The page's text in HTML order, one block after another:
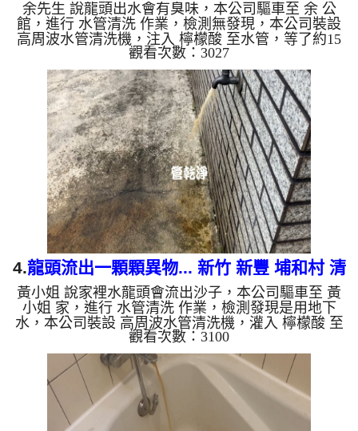
管
余先生 說龍頭出水會有臭味，本公司驅車至 余 公
館，進行 水管清洗 作業，檢測無發現，本公司裝設
高周波水管清洗機，注入 檸檬酸 至水管，等了約15
分，開啟 水管清洗機 ，啟動 螺旋波 模式，剛洗水管
就流出白棕色髒水，看起來就像洗米水，髒水源源不
絕，二個多小時後，出水變乾淨出水量也變大了。
如是自來水，如水管老化，會產生鐵鏽跟泥沙堆積，
洗出來的水就會是咖啡色，地下水含有氧化錳，管壁
上會結成黑色管垢，洗出來的水會跟石油一樣黑，有
些洗出綠色的水，是因為裡面有銅的物質，生鏽產生
銅綠，如是藍色的水...
觀看次數：3027
4.龍頭流出一顆顆異物... 新竹 新豐 埔和村 清
洗水管
黃小姐 說家裡水龍頭會流出沙子，本公司驅車至 黃
小姐 家，進行 水管清洗 作業，檢測發現是用地下
水，本公司裝設 高周波水管清洗機，灌入 檸檬酸 至
水管，等了約15分，開啟 水管清洗機 ，啟動 螺旋
波 模式，剛開始就流出一顆顆異物，剛洗水管就流
出黑水，源源不絕，四個多小時後，出水變乾淨出水
量也變大了。 如是自來水，如水管老化，會產生鐵
鏽跟泥沙堆積，洗出來的水就會是咖啡色，地下水含
有氧化錳，管壁上會結成黑色管垢，洗出來的水會跟
觀看次數：3100